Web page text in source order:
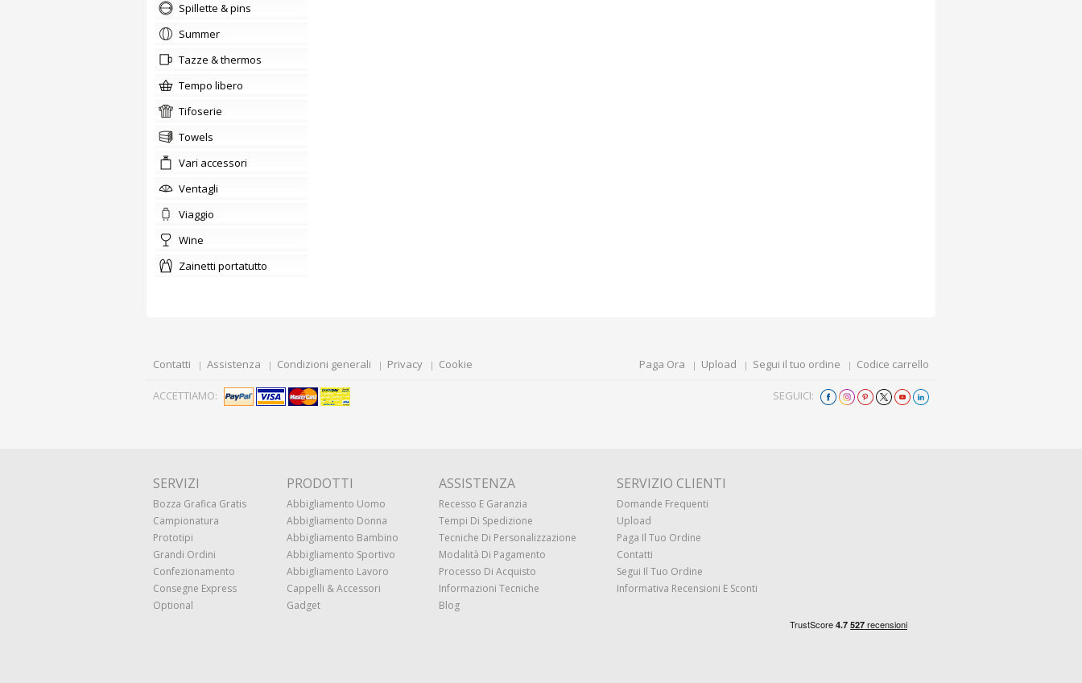
Spillette & pins
summer
tazze & thermos
tempo libero
tifoserie
Towels
Vari accessori
ventagli
viaggio
wine
zainetti portatutto
Contatti Assistenza Condizioni generali Privacy Cookie Paga Ora Upload Segui il tuo ordine Codice carrello
ACCETTIAMO: SEGUICI:
SERVIZI
Bozza Grafica Gratis
Campionatura
Prototipi
Grandi Ordini
Confezionamento
Consegne Express
Optional
PRODOTTI
Abbigliamento Uomo
Abbigliamento Donna
Abbigliamento Bambino
Abbigliamento Sportivo
Abbigliamento Lavoro
Cappelli & Accessori
Gadget
ASSISTENZA
Recesso E Garanzia
Tempi Di Spedizione
Tecniche Di Personalizzazione
Modalità Di Pagamento
Processo Di Acquisto
Informazioni Tecniche
Blog
SERVIZIO CLIENTI
Domande Frequenti
Upload
Paga Il Tuo Ordine
Contatti
Segui Il Tuo Ordine
Informativa Recensioni E Sconti